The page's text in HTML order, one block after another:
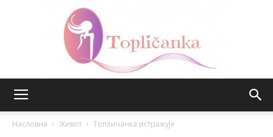
Насловна Живот Топличанка истражује